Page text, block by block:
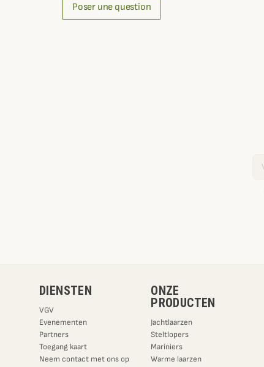
Poser une question
DIENSTEN
VGV
Evenementen
Partners
Toegang kaart
Neem contact met ons op
ONZE
PRODUCTEN
Jachtlaarzen
Steltlopers
Mariniers
Warme laarzen